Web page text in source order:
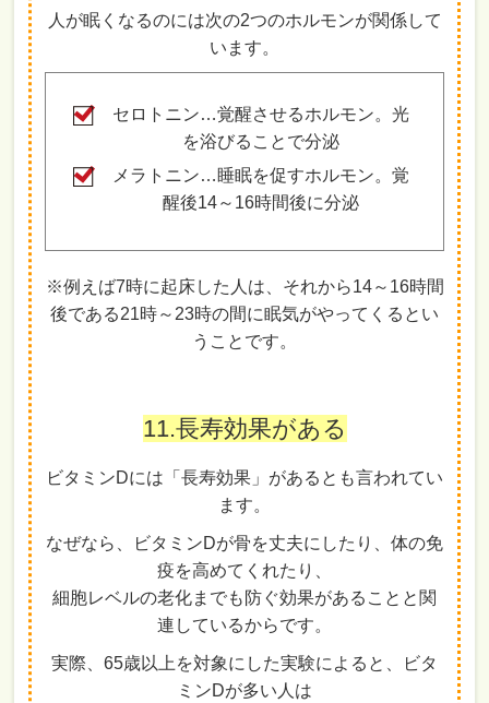
人が眠くなるのには次の2つのホルモンが関係して
います。
セロトニン…覚醒させるホルモン。光
を浴びることで分泌
メラトニン…睡眠を促すホルモン。覚
醒後14～16時間後に分泌
※例えば7時に起床した人は、それから14～16時間
後である21時～23時の間に眠気がやってくるとい
うことです。
11.長寿効果がある
ビタミンDには「長寿効果」があるとも言われてい
ます。
なぜなら、ビタミンDが骨を丈夫にしたり、体の免
疫を高めてくれたり、
細胞レベルの老化までも防ぐ効果があることと関
連しているからです。
実際、65歳以上を対象にした実験によると、ビタ
ミンDが多い人は